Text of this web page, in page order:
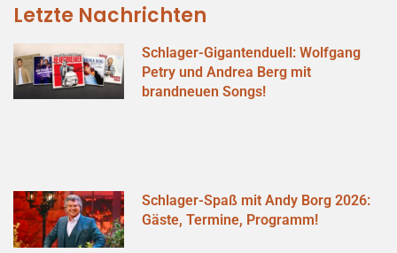
Letzte Nachrichten
Schlager-Gigantenduell: Wolfgang
Petry und Andrea Berg mit
brandneuen Songs!
Schlager-Spaß mit Andy Borg 2026:
Gäste, Termine, Programm!